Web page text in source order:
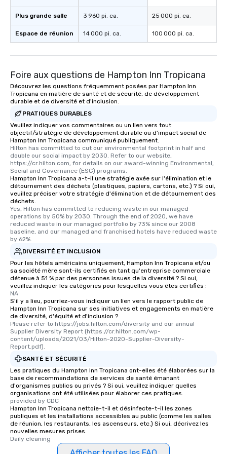
those Instagram moments you share.
For added ease, we can even arrange
transportation pick-up and drop-off,
experience, we can also arrange for
an evening helicopter ride over the
glittering lights of The Strip. A
Smacking Foodie Tours offers a way
to gather and dine that few have
experienced, and all are sure to
remember. Our one-of-a-kind tours
are special, from the first stop to the
last. It’s an experience that attendees
will reminisce about long after they
leave. Location, Location, Location
One of the best reasons to book is the
convenient and efficient way the
experience is designed. All
restaurants are within an easy
short stroll allows your group
members a chance to engage in prime
networking opportunities before
heading to the next place on your tour
itinerary. You Get a Dinner and a Show
Our tours offer an exquisite feast plus
entertainment. All tours include a
knowledgeable, professional guide
who leads the group on a walking tour,
offering engaging tidbits and
fascinating stories. Several other
interactive experiences are included
along the way exclusively to our tours,
ensuring there is never a dull moment.
Different Types of Cuisine Our
experiences offer the ability to enjoy
several renowned restaurants in one
convenient outing, including ones you
and your guests might not have
Plus grande salle
Espace de réunion
3 960 pi. ca.
14 000 pi. ca.
25 000 pi. ca.
100 000 pi. ca.
Foire aux questions de Hampton Inn Tropicana
Découvrez les questions fréquemment posées par Hampton Inn
Tropicana en matière de santé et de sécurité, de développement
durable et de diversité et d'inclusion.
PRATIQUES DURABLES
Veuillez indiquer vos commentaires ou un lien vers tout
objectif/stratégie de développement durable ou d'impact social de
Hampton Inn Tropicana communiqué publiquement.
Hilton has committed to cut our environmental footprint in half and
double our social impact by 2030. Refer to our website,
https://cr.hilton.com, for details on our award-winning Environmental,
Social and Governance (ESG) programs.
Hampton Inn Tropicana a-t-il une stratégie axée sur l'élimination et le
détournement des déchets (plastiques, papiers, cartons, etc.) ? Si oui,
veuillez préciser votre stratégie d'élimination et de détournement des
déchets.
Yes, Hilton has committed to reducing waste in our managed
operations by 50% by 2030. Through the end of 2020, we have
reduced waste in our managed portfolio by 73% since our 2008
baseline, and our managed and franchised hotels have reduced waste
by 62%.
DIVERSITÉ ET INCLUSION
Pour les hôtels américains uniquement, Hampton Inn Tropicana et/ou
sa société mère sont-ils certifiés en tant qu'entreprise commerciale
détenue à 51 % par des personnes issues de la diversité ? Si oui,
veuillez indiquer les catégories pour lesquelles vous êtes certifiés :
NA
S'il y a lieu, pourriez-vous indiquer un lien vers le rapport public de
Hampton Inn Tropicana sur ses initiatives et engagements en matière
de diversité, d'équité et d'inclusion ?
Please refer to https://jobs.hilton.com/diversity and our annual
Supplier Diversity Report (https://cr.hilton.com/wp-
content/uploads/2021/03/Hilton-2020-Supplier-Diversity-
Report.pdf).
SANTÉ ET SÉCURITÉ
Les pratiques du Hampton Inn Tropicana ont-elles été élaborées sur la
base de recommandations de services de santé émanant
d'organismes publics ou privés ? Si oui, veuillez indiquer quelles
organisations ont été utilisées pour élaborer ces pratiques.
provided by CDC
Hampton Inn Tropicana nettoie-t-il et désinfecte-t-il les zones
publiques et les installations accessibles au public (comme les salles
de réunion, les restaurants, les ascenseurs, etc.) Si oui, décrivez les
nouvelles mesures prises.
Daily cleaning